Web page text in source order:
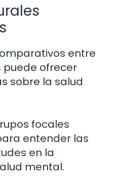
entre
puede ofrecer
sobre la salud
focales
entender las
en la
mental.